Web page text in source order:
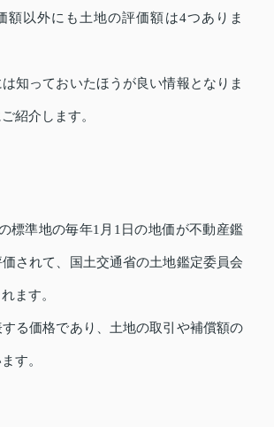
額以外にも土地の評価額は4つありま
知っておいたほうが良い情報となりま
紹介します。
標準地の毎年1月1日の地価が不動産鑑
されて、国土交通省の土地鑑定委員会
ます。
る価格であり、土地の取引や補償額の
す。